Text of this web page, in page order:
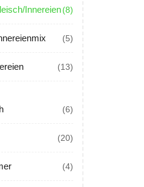
Innereien (8)
(5)
(13)
(6)
(20)
(4)